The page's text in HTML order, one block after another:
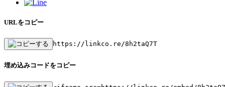
URLをコピー
https://linkco.re/8h2taQ7T
埋め込みコードをコピー